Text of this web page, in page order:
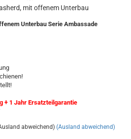
mit offenem Unterbau
Unterbau Serie Ambassade
+ 1 Jahr Ersatzteilgarantie
abweichend) (Ausland abweichend)